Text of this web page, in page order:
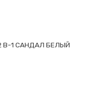
В-1 САНДАЛ БЕЛЫЙ